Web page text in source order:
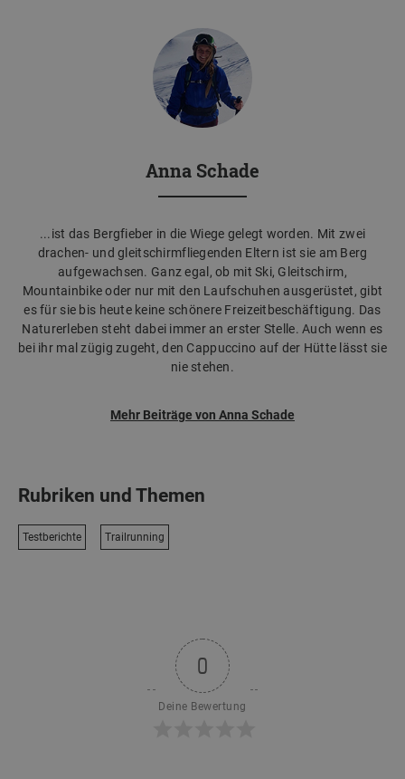
Anna Schade
...ist das Bergfieber in die Wiege gelegt worden. Mit zwei
drachen- und gleitschirmfliegenden Eltern ist sie am Berg
aufgewachsen. Ganz egal, ob mit Ski, Gleitschirm,
Mountainbike oder nur mit den Laufschuhen ausgerüstet, gibt
es für sie bis heute keine schönere Freizeitbeschäftigung. Das
Naturerleben steht dabei immer an erster Stelle. Auch wenn es
bei ihr mal zügig zugeht, den Cappuccino auf der Hütte lässt sie
nie stehen.
Mehr Beiträge von Anna Schade
Rubriken und Themen
Testberichte Trailrunning
0
Deine Bewertung